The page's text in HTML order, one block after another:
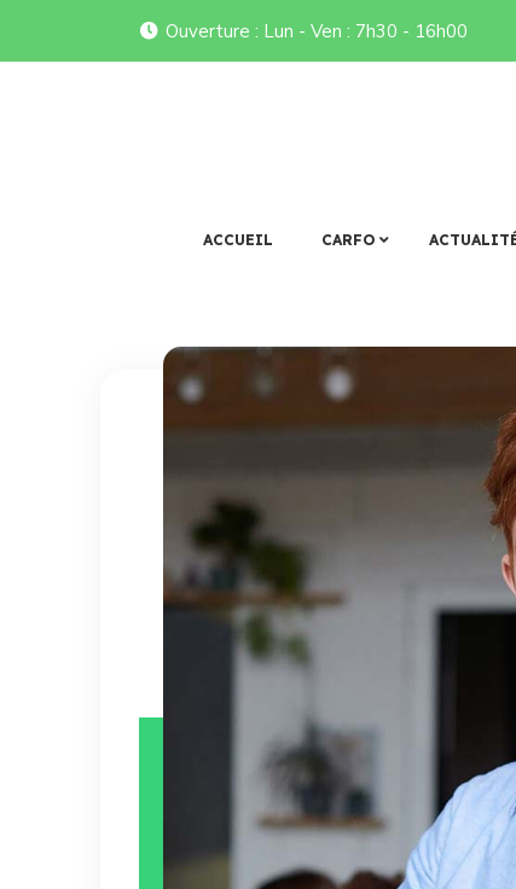
Ouverture : Lun - Ven : 7h30 - 16h00
ACCUEIL CARFO